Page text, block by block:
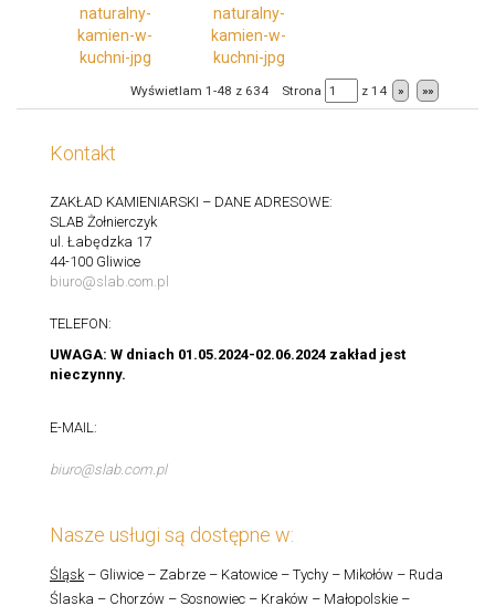
Wyświetlam 1-48 z 634 Strona z 14 » »»
Kontakt
ZAKŁAD KAMIENIARSKI – DANE ADRESOWE:
SLAB Żołnierczyk
ul. Łabędzka 17
44-100 Gliwice
biuro@slab.com.pl
TELEFON:
UWAGA: W dniach 01.05.2024-02.06.2024 zakład jest
nieczynny.
E-MAIL:
biuro@slab.com.pl
Nasze usługi są dostępne w:
Śląsk– Gliwice – Zabrze – Katowice – Tychy – Mikołów – Ruda
Ślaska – Chorzów – Sosnowiec – Kraków – Małopolskie –